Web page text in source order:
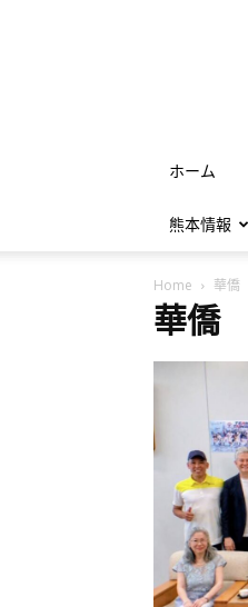
ホーム
熊本情報
Home 華僑
華僑